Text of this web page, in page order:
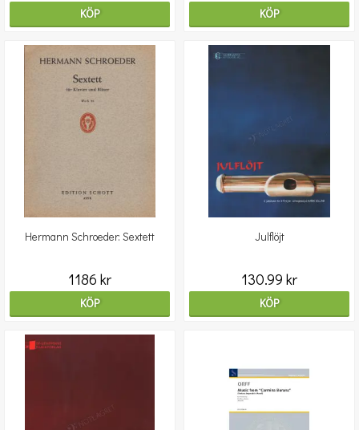
KÖP KÖP
Hermann Schroeder: Sextett
1186 kr
KÖP
Julflöjt
130.99 kr
KÖP